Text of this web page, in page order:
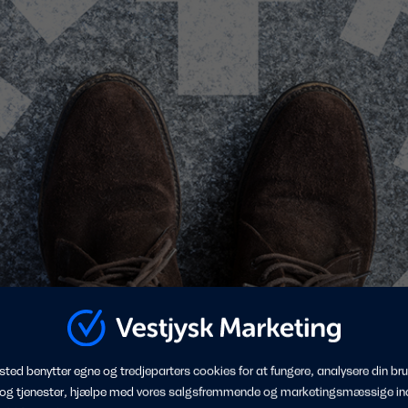
af: Christina Løvfall
personlige og relevante oplevelser i
tværs af kanaler.
benytter egne og tredjeparters cookies for at fungere, analysere din
tjenester, hjælpe med vores salgsfremmende og marketingsmæssige